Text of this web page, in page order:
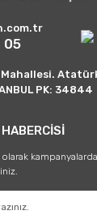
05
PK: 34844
olarak